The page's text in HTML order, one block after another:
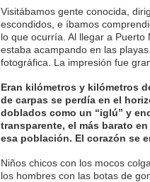
Visitábamos gente conocida,
escondidos, e íbamos
lo que ocurría. Al llegar a
estaba acampando en las
fotográfica. La impresión fue
Eran kilómetros y kilómetros
de carpas se perdía en el
doblados como un “iglú” y
transparente, el más barato
esa población. El corazón se
Niños chicos con los mocos
los hombres con las botas de